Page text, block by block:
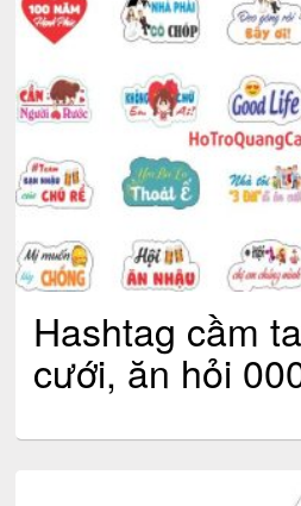
Hashtag cầm
cưới, ăn hỏi